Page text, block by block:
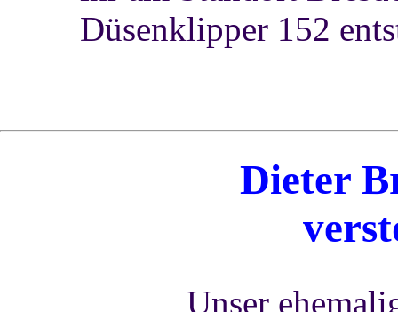
Düsenklipper 152
Dieter
Unser